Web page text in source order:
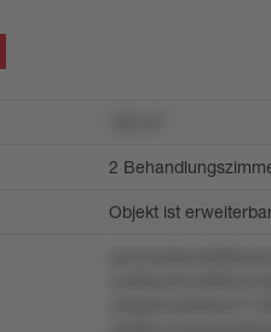
2
Objekt ist